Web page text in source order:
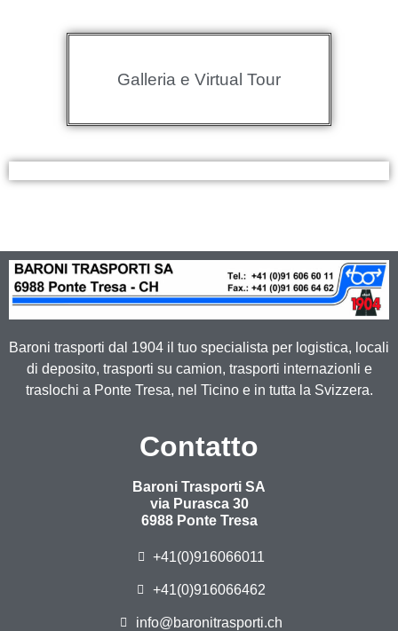
Galleria e Virtual Tour
Baroni trasporti dal 1904 il tuo specialista per logistica, locali
di deposito, trasporti su camion, trasporti internazionli e
traslochi a Ponte Tresa, nel Ticino e in tutta la Svizzera.
Contatto
Baroni Trasporti SA
via Purasca 30
6988 Ponte Tresa
+41(0)916066011
+41(0)916066462
info@baronitrasporti.ch